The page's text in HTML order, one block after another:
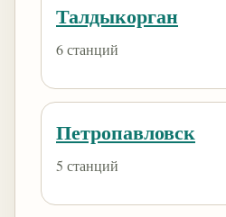
Талдыкорган
6 станций
Петропавловск
5 станций